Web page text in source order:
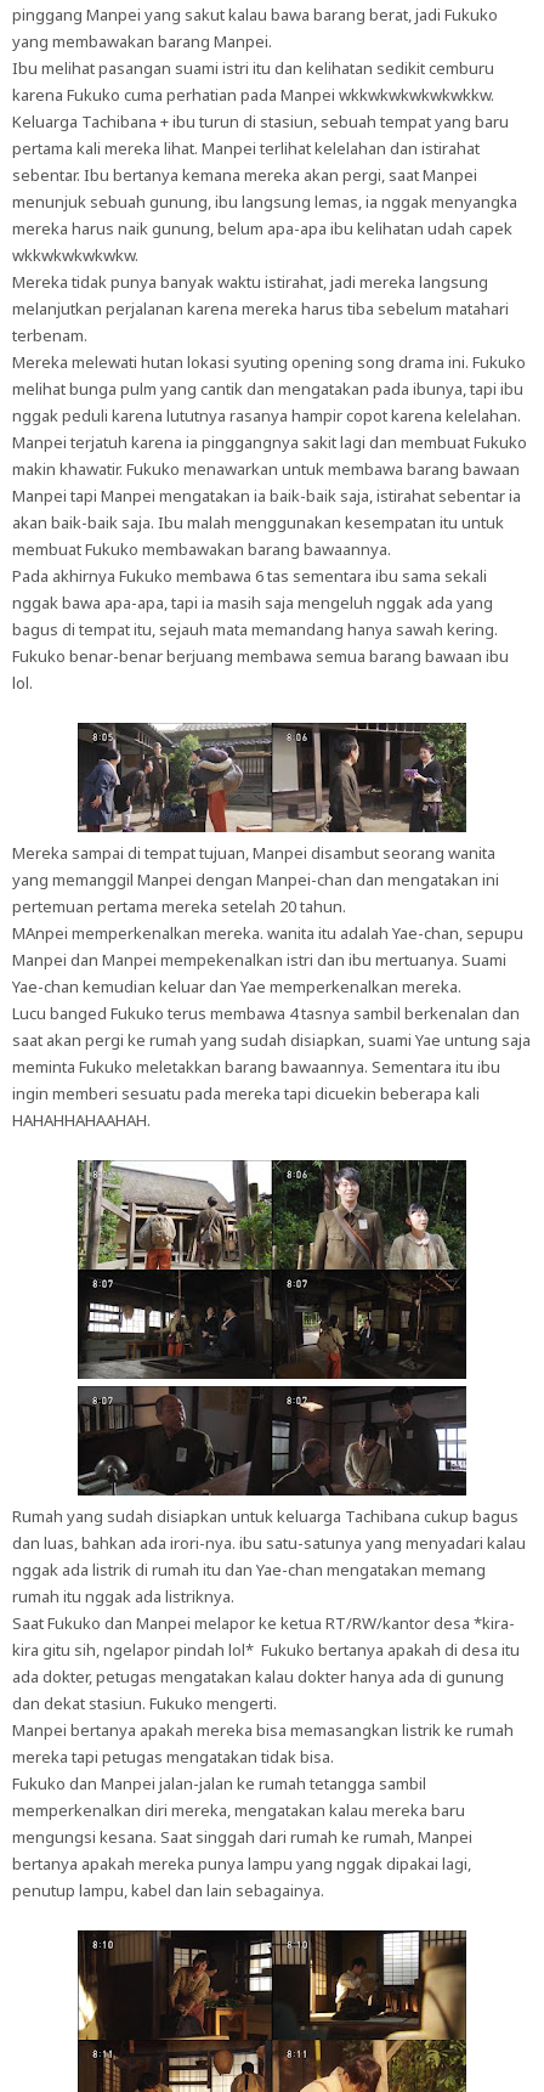
pinggang Manpei yang sakut kalau bawa barang berat, jadi Fukuko
yang membawakan barang Manpei.
Ibu melihat pasangan suami istri itu dan kelihatan sedikit cemburu
karena Fukuko cuma perhatian pada Manpei wkkwkwkwkwkwkkw.
Keluarga Tachibana + ibu turun di stasiun, sebuah tempat yang baru
pertama kali mereka lihat. Manpei terlihat kelelahan dan istirahat
sebentar. Ibu bertanya kemana mereka akan pergi, saat Manpei
menunjuk sebuah gunung, ibu langsung lemas, ia nggak menyangka
mereka harus naik gunung, belum apa-apa ibu kelihatan udah capek
wkkwkwkwkwkw.
Mereka tidak punya banyak waktu istirahat, jadi mereka langsung
melanjutkan perjalanan karena mereka harus tiba sebelum matahari
terbenam.
Mereka melewati hutan lokasi syuting opening song drama ini. Fukuko
melihat bunga pulm yang cantik dan mengatakan pada ibunya, tapi ibu
nggak peduli karena lututnya rasanya hampir copot karena kelelahan.
Manpei terjatuh karena ia pinggangnya sakit lagi dan membuat Fukuko
makin khawatir. Fukuko menawarkan untuk membawa barang bawaan
Manpei tapi Manpei mengatakan ia baik-baik saja, istirahat sebentar ia
akan baik-baik saja. Ibu malah menggunakan kesempatan itu untuk
membuat Fukuko membawakan barang bawaannya.
Pada akhirnya Fukuko membawa 6 tas sementara ibu sama sekali
nggak bawa apa-apa, tapi ia masih saja mengeluh nggak ada yang
bagus di tempat itu, sejauh mata memandang hanya sawah kering.
Fukuko benar-benar berjuang membawa semua barang bawaan ibu
lol.
Mereka sampai di tempat tujuan, Manpei disambut seorang wanita
yang memanggil Manpei dengan Manpei-chan dan mengatakan ini
pertemuan pertama mereka setelah 20 tahun.
MAnpei memperkenalkan mereka. wanita itu adalah Yae-chan, sepupu
Manpei dan Manpei mempekenalkan istri dan ibu mertuanya. Suami
Yae-chan kemudian keluar dan Yae memperkenalkan mereka.
Lucu banged Fukuko terus membawa 4 tasnya sambil berkenalan dan
saat akan pergi ke rumah yang sudah disiapkan, suami Yae untung saja
meminta Fukuko meletakkan barang bawaannya. Sementara itu ibu
ingin memberi sesuatu pada mereka tapi dicuekin beberapa kali
HAHAHHAHAAHAH.
Rumah yang sudah disiapkan untuk keluarga Tachibana cukup bagus
dan luas, bahkan ada irori-nya. ibu satu-satunya yang menyadari kalau
nggak ada listrik di rumah itu dan Yae-chan mengatakan memang
rumah itu nggak ada listriknya.
Saat Fukuko dan Manpei melapor ke ketua RT/RW/kantor desa *kira-
kira gitu sih, ngelapor pindah lol* Fukuko bertanya apakah di desa itu
ada dokter, petugas mengatakan kalau dokter hanya ada di gunung
dan dekat stasiun. Fukuko mengerti.
Manpei bertanya apakah mereka bisa memasangkan listrik ke rumah
mereka tapi petugas mengatakan tidak bisa.
Fukuko dan Manpei jalan-jalan ke rumah tetangga sambil
memperkenalkan diri mereka, mengatakan kalau mereka baru
mengungsi kesana. Saat singgah dari rumah ke rumah, Manpei
bertanya apakah mereka punya lampu yang nggak dipakai lagi,
penutup lampu, kabel dan lain sebagainya.